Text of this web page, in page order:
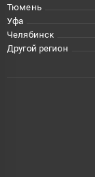
Тюмень
Уфа
Челябинск
Другой регион